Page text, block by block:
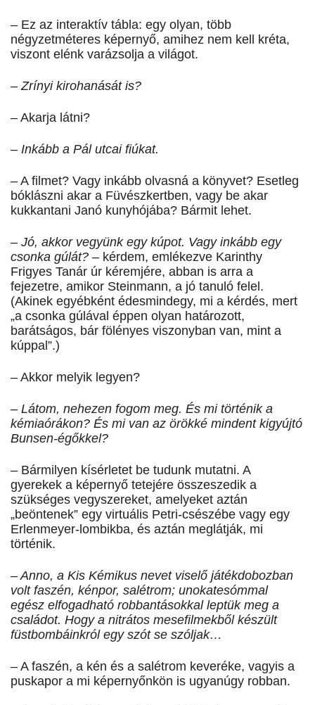
– Ez az interaktív tábla: egy olyan, több
négyzetméteres képernyő, amihez nem kell kréta,
viszont elénk varázsolja a világot.
– Zrínyi kirohanását is?
– Akarja látni?
– Inkább a Pál utcai fiúkat.
– A filmet? Vagy inkább olvasná a könyvet? Esetleg
bóklászni akar a Füvészkertben, vagy be akar
kukkantani Janó kunyhójába? Bármit lehet.
– Jó, akkor vegyünk egy kúpot. Vagy inkább egy
csonka gúlát? – kérdem, emlékezve Karinthy
Frigyes Tanár úr kéremjére, abban is arra a
fejezetre, amikor Steinmann, a jó tanuló felel.
(Akinek egyébként édesmindegy, mi a kérdés, mert
„a csonka gúlával éppen olyan határozott,
barátságos, bár fölényes viszonyban van, mint a
kúppal”.)
– Akkor melyik legyen?
– Látom, nehezen fogom meg. És mi történik a
kémiaórákon? És mi van az örökké mindent kigyújtó
Bunsen-égőkkel?
– Bármilyen kísérletet be tudunk mutatni. A
gyerekek a képernyő tetejére összeszedik a
szükséges vegyszereket, amelyeket aztán
„beöntenek” egy virtuális Petri-csészébe vagy egy
Erlenmeyer-lombikba, és aztán meglátják, mi
történik.
– Anno, a Kis Kémikus nevet viselő játékdobozban
volt faszén, kénpor, salétrom; unokatesómmal
egész elfogadható robbantásokkal leptük meg a
családot. Hogy a nitrátos mesefilmekből készült
füstbombáinkról egy szót se szóljak…
– A faszén, a kén és a salétrom keveréke, vagyis a
puskapor a mi képernyőnkön is ugyanúgy robban.